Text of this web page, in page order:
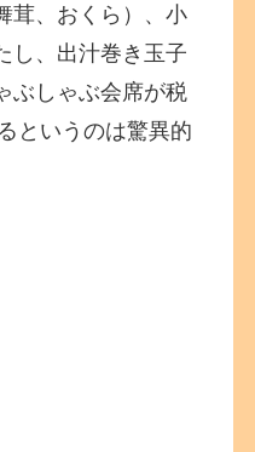
茸、おくら）、小
し、出汁巻き玉子
ぶしゃぶ会席が税
というのは驚異的